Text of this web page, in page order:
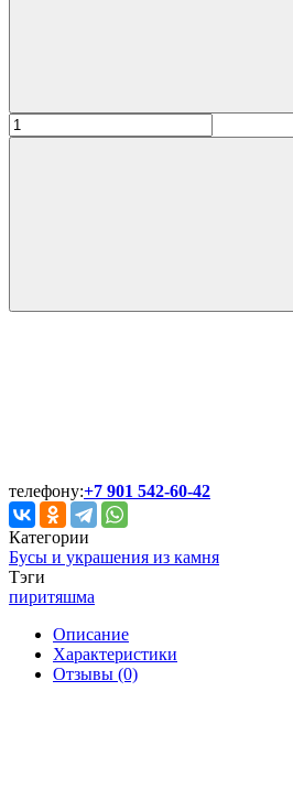
телефону:+7 901 542-60-42
Категории
Бусы и украшения из камня
Тэги
пиритяшма
Описание
Характеристики
Отзывы (0)